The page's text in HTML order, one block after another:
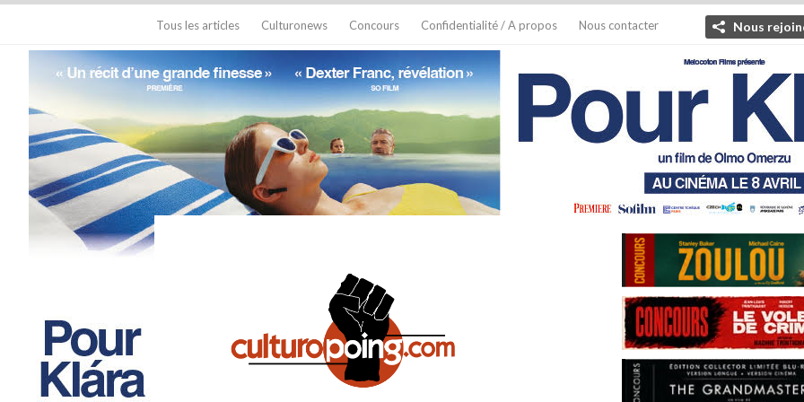
Tous les articles Culturonews Concours Confidentialité / A propos Nous contacter Nous